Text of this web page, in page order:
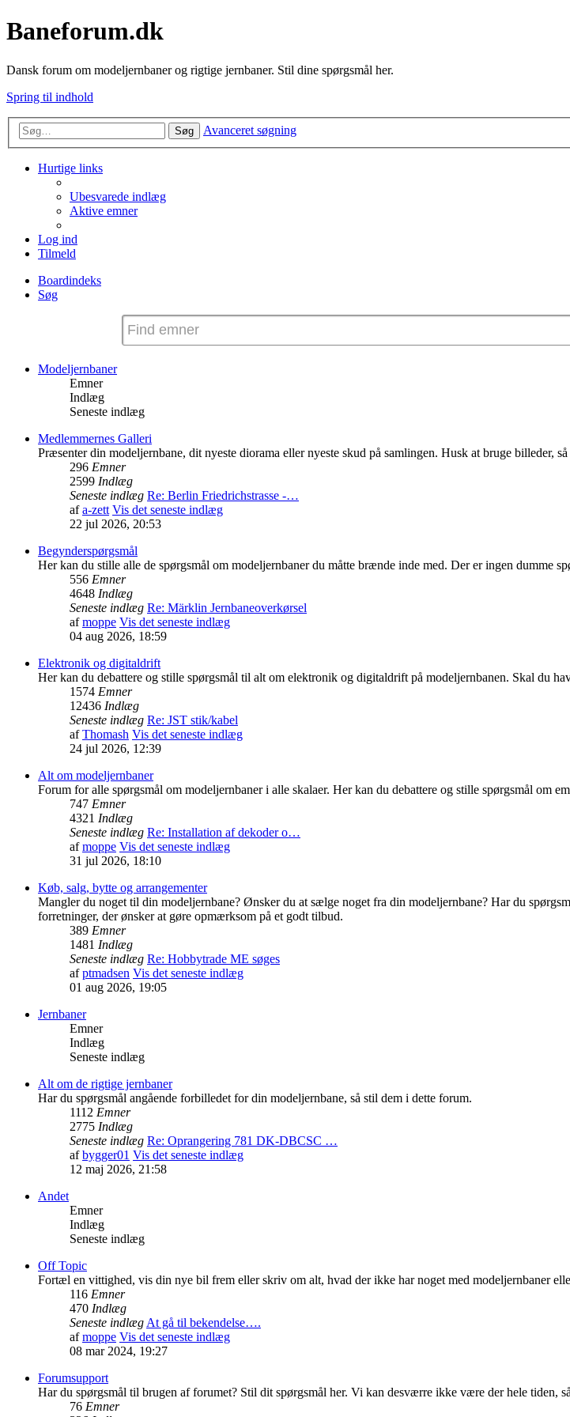
Baneforum.dk
Dansk forum om modeljernbaner og rigtige jernbaner. Stil dine spørgsmål her.
Spring til indhold
Søg Avanceret søgning
Hurtige links
Ubesvarede indlæg
Aktive emner
Log ind
Tilmeld
Boardindeks
Søg
Modeljernbaner
Emner
Indlæg
Seneste indlæg
Medlemmernes Galleri
Præsenter din modeljernbane, dit nyeste diorama eller nyeste skud på samlingen. Husk at bruge billeder,
296 Emner
2599 Indlæg
Seneste indlæg Re: Berlin Friedrichstrasse -…
afa-zett Vis det seneste indlæg
22 jul 2026, 20:53
Begynderspørgsmål
Her kan du stille alle de spørgsmål om modeljernbaner du måtte brænde inde med. Der er ingen dumme
556 Emner
4648 Indlæg
Seneste indlæg Re: Märklin Jernbaneoverkørsel
afmoppe Vis det seneste indlæg
04 aug 2026, 18:59
Elektronik og digitaldrift
Her kan du debattere og stille spørgsmål til alt om elektronik og digitaldrift på modeljernbanen. Skal du
1574 Emner
12436 Indlæg
Seneste indlæg Re: JST stik/kabel
afThomash Vis det seneste indlæg
24 jul 2026, 12:39
Alt om modeljernbaner
Forum for alle spørgsmål om modeljernbaner i alle skalaer. Her kan du debattere og stille spørgsmål om
747 Emner
4321 Indlæg
Seneste indlæg Re: Installation af dekoder o…
afmoppe Vis det seneste indlæg
31 jul 2026, 18:10
Køb, salg, bytte og arrangementer
Mangler du noget til din modeljernbane? Ønsker du at sælge noget fra din modeljernbane? Har du
forretninger, der ønsker at gøre opmærksom på et godt tilbud.
389 Emner
1481 Indlæg
Seneste indlæg Re: Hobbytrade ME søges
afptmadsen Vis det seneste indlæg
01 aug 2026, 19:05
Jernbaner
Emner
Indlæg
Seneste indlæg
Alt om de rigtige jernbaner
Har du spørgsmål angående forbilledet for din modeljernbane, så stil dem i dette forum.
1112 Emner
2775 Indlæg
Seneste indlæg Re: Oprangering 781 DK-DBCSC …
afbygger01 Vis det seneste indlæg
12 maj 2026, 21:58
Andet
Emner
Indlæg
Seneste indlæg
Off Topic
Fortæl en vittighed, vis din nye bil frem eller skriv om alt, hvad der ikke har noget med modeljernbaner
116 Emner
470 Indlæg
Seneste indlægAt gå til bekendelse….
afmoppe Vis det seneste indlæg
08 mar 2024, 19:27
Forumsupport
Har du spørgsmål til brugen af forumet? Stil dit spørgsmål her. Vi kan desværre ikke være der hele tiden,
76 Emner